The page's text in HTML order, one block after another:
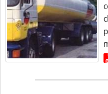
Lista allegati PDF